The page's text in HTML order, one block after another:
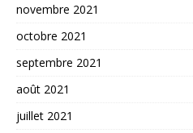
novembre 2021
octobre 2021
septembre 2021
août 2021
juillet 2021